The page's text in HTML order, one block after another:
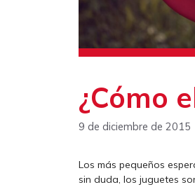
¿Cómo
9 de diciembre de 2015
Los más pequeños
sin duda, los juguetes